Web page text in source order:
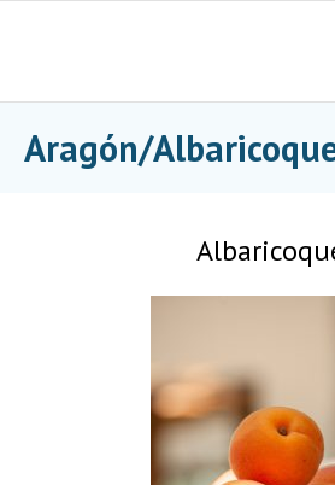
Aragón/